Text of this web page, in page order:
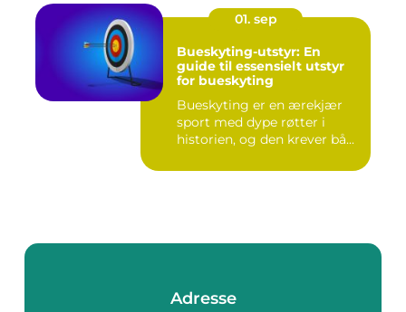
01. sep
Bueskyting-utstyr: En
guide til essensielt utstyr
for bueskyting
Bueskyting er en ærekjær
sport med dype røtter i
historien, og den krever bå...
Adresse